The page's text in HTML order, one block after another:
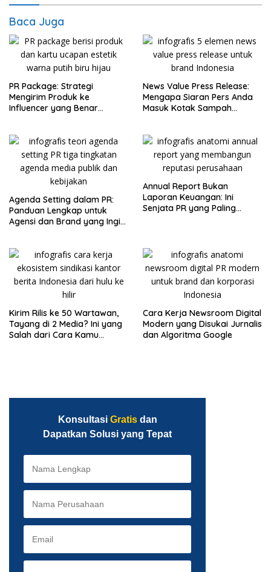
Baca Juga
PR Package: Strategi
Mengirim Produk ke
Influencer yang Benar
News Value Press Release:
Mengapa Siaran Pers Anda
Masuk Kotak Sampah
Agenda Setting dalam PR:
Panduan Lengkap untuk
Agensi dan Brand yang Ingin
Annual Report Bukan
Laporan Keuangan: Ini
Senjata PR yang Paling
Kirim Rilis ke 50 Wartawan,
Tayang di 2 Media? Ini yang
Salah dari Cara Kamu
Cara Kerja Newsroom Digital
Modern yang Disukai Jurnalis
dan Algoritma Google
Konsultasi Gratisdan
Dapatkan Solusi yang Tepat